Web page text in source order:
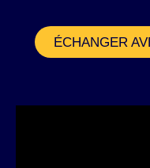
ÉCHANGER